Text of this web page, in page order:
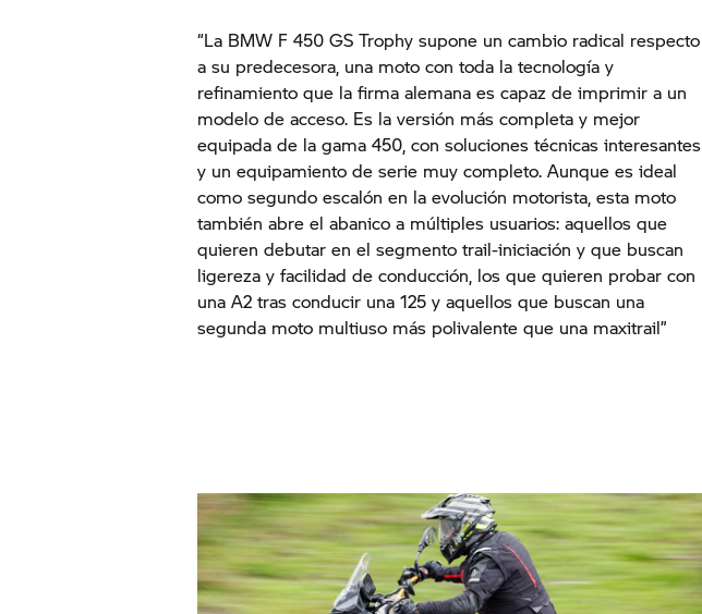
“La BMW F 450 GS Trophy supone un cambio radical respecto
a su predecesora, una moto con toda la tecnología y
refinamiento que la firma alemana es capaz de imprimir a un
modelo de acceso. Es la versión más completa y mejor
equipada de la gama 450, con soluciones técnicas interesantes
y un equipamiento de serie muy completo. Aunque es ideal
como segundo escalón en la evolución motorista, esta moto
también abre el abanico a múltiples usuarios: aquellos que
quieren debutar en el segmento trail-iniciación y que buscan
ligereza y facilidad de conducción, los que quieren probar con
una A2 tras conducir una 125 y aquellos que buscan una
segunda moto multiuso más polivalente que una maxitrail”